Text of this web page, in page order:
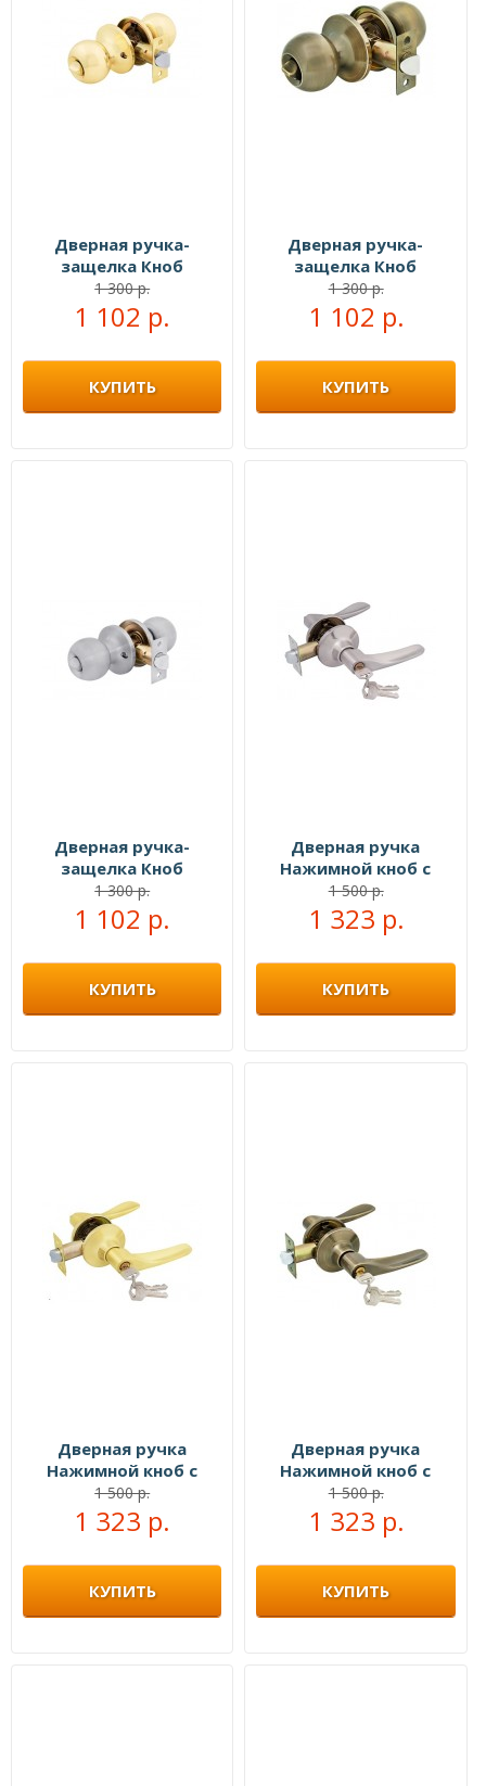
Дверная ручка-
защелка Кноб
сантехническая
золото
1 300 р.
1 102 р.
КУПИТЬ
Дверная ручка-
защелка Кноб
сантехническая
старая бронза
1 300 р.
1 102 р.
КУПИТЬ
Дверная ручка-
защелка Кноб
сантехническая хром
1 300 р.
1 102 р.
КУПИТЬ
Дверная ручка
Нажимной кноб с
ключами белый
никель/хром
1 500 р.
1 323 р.
КУПИТЬ
Дверная ручка
Нажимной кноб с
ключами золото
1 500 р.
1 323 р.
КУПИТЬ
Дверная ручка
Нажимной кноб с
ключами старая
бронза
1 500 р.
1 323 р.
КУПИТЬ